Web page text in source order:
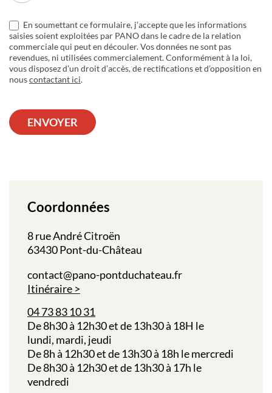
En soumettant ce formulaire, j’accepte que les informations
saisies soient exploitées par PANO dans le cadre de la relation
commerciale qui peut en découler. Vos données ne sont pas
revendues, ni utilisées commercialement. Conformément à la loi,
vous disposez d’un droit d’accès, de rectifications et d’opposition en
nouscontactant ici.
ENVOYER
Coordonnées
8 rue André Citroën
63430 Pont-du-Château
contact@pano-pontduchateau.fr
Itinéraire
04 73 83 10 31
De 8h30 à 12h30 et de 13h30 à 18H le
lundi, mardi, jeudi
De 8h à 12h30 et de 13h30 à 18h lemercredi
De 8h30 à 12h30 et de 13h30 à 17h le
vendredi